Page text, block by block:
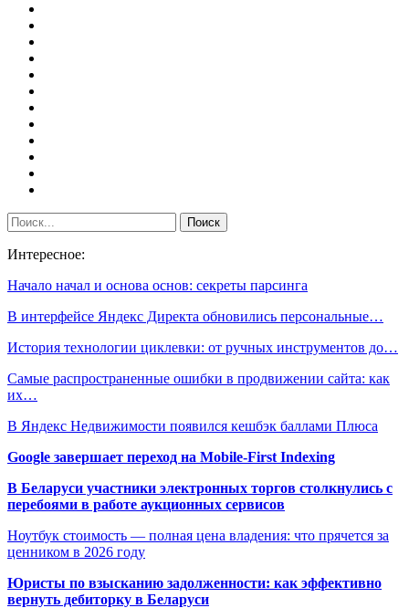
Интересное:
Начало начал и основа основ: секреты парсинга
В интерфейсе Яндекс Директа обновились персональные…
История технологии циклевки: от ручных инструментов до…
Самые распространенные ошибки в продвижении сайта: как
их…
В Яндекс Недвижимости появился кешбэк баллами Плюса
Google завершает переход на Mobile-First Indexing
В Беларуси участники электронных торгов столкнулись с
перебоями в работе аукционных сервисов
Ноутбук стоимость — полная цена владения: что прячется за
ценником в 2026 году
Юристы по взысканию задолженности: как эффективно
вернуть дебиторку в Беларуси